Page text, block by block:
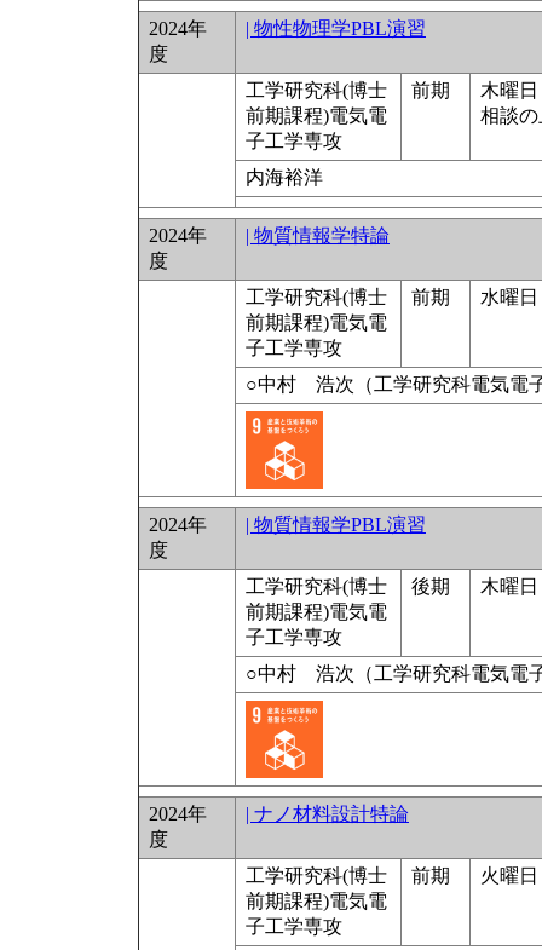
2024年
度
| 物性物理学PBL演習
工学研究科(博士
前期課程)電気電
子工学専攻
前期
木曜日
相談
内海裕洋
2024年
度
| 物質情報学特論
工学研究科(博士
前期課程)電気電
子工学専攻
前期 水曜日
○中村 浩次（工学研究科電気電
2024年
度
| 物質情報学PBL演習
工学研究科(博士
前期課程)電気電
子工学専攻
後期 木曜日
○中村 浩次（工学研究科電気電
2024年
度
| ナノ材料設計特論
工学研究科(博士
前期課程)電気電
子工学専攻
前期 火曜日